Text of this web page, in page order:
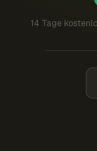
14 Tage